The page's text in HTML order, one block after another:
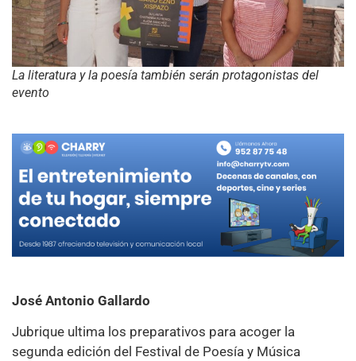
La literatura y la poesía también serán protagonistas del
evento
José Antonio Gallardo
Jubrique ultima los preparativos para acoger la
segunda edición del Festival de Poesía y Música